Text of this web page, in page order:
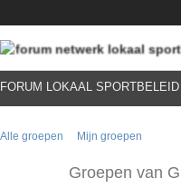
FORUM LOKAAL SPORTBELEID
Alle groepen Mijn groepen
Groepen van